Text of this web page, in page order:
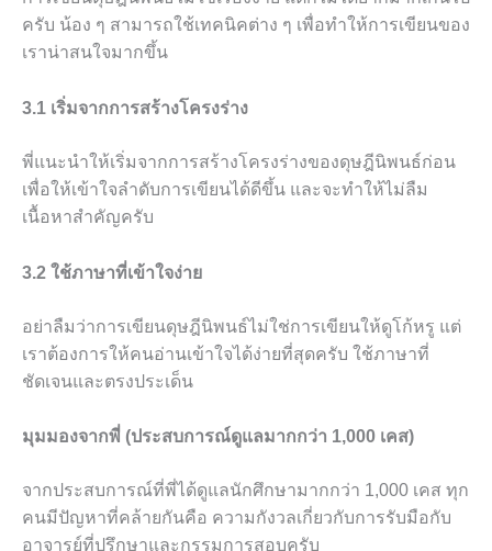
ครับ น้อง ๆ สามารถใช้เทคนิคต่าง ๆ เพื่อทำให้การเขียนของ
เราน่าสนใจมากขึ้น
3.1 เริ่มจากการสร้างโครงร่าง
พี่แนะนำให้เริ่มจากการสร้างโครงร่างของดุษฎีนิพนธ์ก่อน
เพื่อให้เข้าใจลำดับการเขียนได้ดีขึ้น และจะทำให้ไม่ลืม
เนื้อหาสำคัญครับ
3.2 ใช้ภาษาที่เข้าใจง่าย
อย่าลืมว่าการเขียนดุษฎีนิพนธ์ไม่ใช่การเขียนให้ดูโก้หรู แต่
เราต้องการให้คนอ่านเข้าใจได้ง่ายที่สุดครับ ใช้ภาษาที่
ชัดเจนและตรงประเด็น
มุมมองจากพี่ (ประสบการณ์ดูแลมากกว่า 1,000 เคส)
จากประสบการณ์ที่พี่ได้ดูแลนักศึกษามากกว่า 1,000 เคส ทุก
คนมีปัญหาที่คล้ายกันคือ ความกังวลเกี่ยวกับการรับมือกับ
อาจารย์ที่ปรึกษาและกรรมการสอบครับ